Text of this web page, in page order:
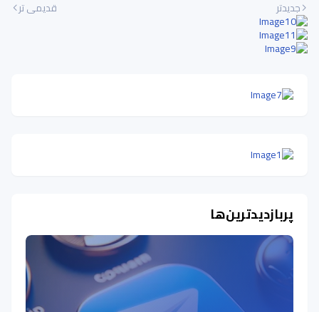
جدیدتر قدیمی تر
پربازدیدترین‌ها